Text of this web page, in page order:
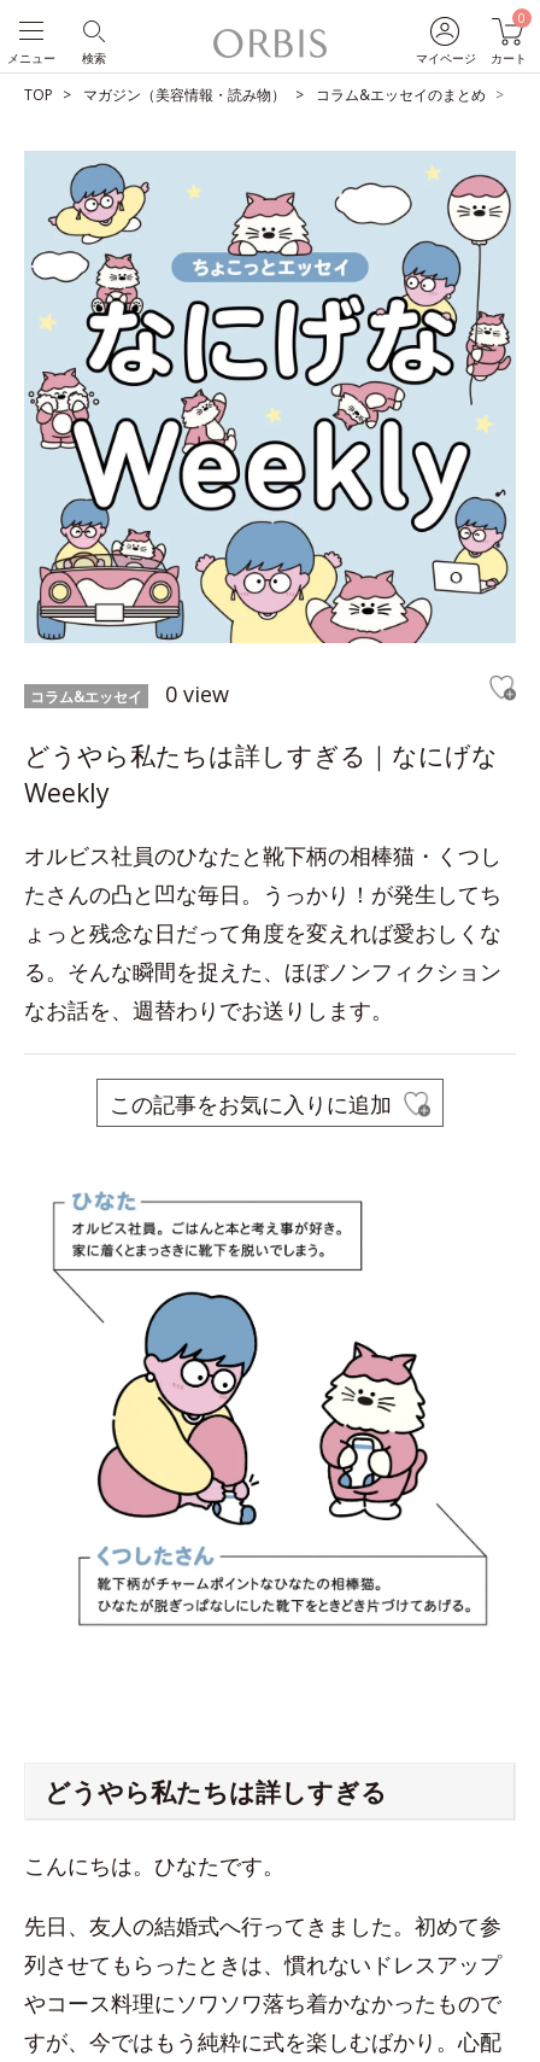
マイページ
0
カート
検索
メニュー
TOP マガジン（美容情報・読み物） コラム&エッセイのまとめ
コラム&エッセイ 0 view
どうやら私たちは詳しすぎる｜なにげな
Weekly
オルビス社員のひなたと靴下柄の相棒猫・くつし
たさんの凸と凹な毎日。うっかり！が発生してち
ょっと残念な日だって角度を変えれば愛おしくな
る。そんな瞬間を捉えた、ほぼノンフィクション
なお話を、週替わりでお送りします。
この記事をお気に入りに追加
どうやら私たちは詳しすぎる
こんにちは。ひなたです。
先日、友人の結婚式へ行ってきました。初めて参
列させてもらったときは、慣れないドレスアップ
やコース料理にソワソワ落ち着かなかったもので
すが、今ではもう純粋に式を楽しむばかり。心配